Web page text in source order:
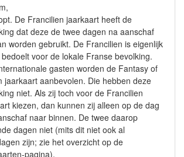
De Francilien jaarkaart heeft de
dat deze de twee dagen na aanschaf
worden gebruikt. De Francilien is eigenlijk
voor de lokale Franse bevolking.
gasten worden de Fantasy of
jaarkaart aanbevolen. Die hebben deze
niet. Als zij toch voor de Francilien
kiezen, dan kunnen zij alleen op de dag
naar binnen. De twee daarop
dagen niet (mits dit niet ook al
zijn; zie het overzicht op de
pagina).